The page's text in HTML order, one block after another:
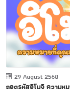
29 August 2568
ถอดรหัสอิโมจิ ความห